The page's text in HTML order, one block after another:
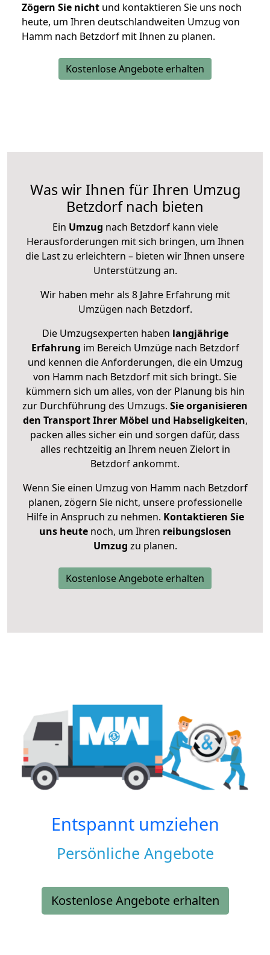
Zögern Sie nicht und kontaktieren Sie uns noch
heute, um Ihren deutschlandweiten Umzug von
Hamm nach Betzdorf mit Ihnen zu planen.
Kostenlose Angebote erhalten
Was wir Ihnen für Ihren Umzug
Betzdorf nach bieten
Ein Umzug nach Betzdorf kann viele
Herausforderungen mit sich bringen, um Ihnen
die Last zu erleichtern – bieten wir Ihnen unsere
Unterstützung an.
Wir haben mehr als 8 Jahre Erfahrung mit
Umzügen nach Betzdorf.
Die Umzugsexperten haben langjährige
Erfahrung im Bereich Umzüge nach Betzdorf
und kennen die Anforderungen, die ein Umzug
von Hamm nach Betzdorf mit sich bringt. Sie
kümmern sich um alles, von der Planung bis hin
zur Durchführung des Umzugs. Sie organisieren
den Transport Ihrer Möbel und Habseligkeiten,
packen alles sicher ein und sorgen dafür, dass
alles rechtzeitig an Ihrem neuen Zielort in
Betzdorf ankommt.
Wenn Sie einen Umzug von Hamm nach Betzdorf
planen, zögern Sie nicht, unsere professionelle
Hilfe in Anspruch zu nehmen. Kontaktieren Sie
uns heutenoch, um Ihren reibungslosen
Umzug zu planen.
Kostenlose Angebote erhalten
Entspannt umziehen
Persönliche Angebote
Kostenlose Angebote erhalten